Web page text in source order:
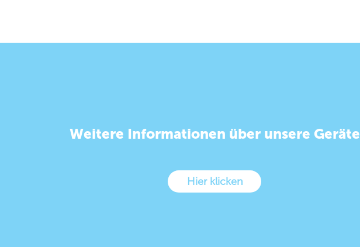
Weitere Informationen über unsere Geräte
Hier klicken